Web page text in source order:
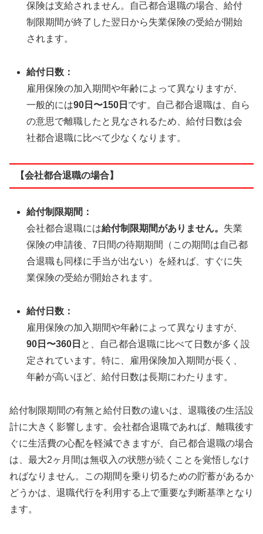
保険は支給されません。自己都合退職の場合、給付
制限期間が終了した翌日から失業保険の受給が開始
されます。
給付日数：
雇用保険の加入期間や年齢によって異なりますが、
一般的には90日〜150日 です。自己都合退職は、自ら
の意思で離職したと見なされるため、給付日数は会
社都合退職に比べて少なくなります。
【会社都合退職の場合】
給付制限期間：
会社都合退職には給付制限期間がありません。 失業
保険の申請後、7日間の待期期間（この期間は自己都
合退職も同様に手当が出ない）を経れば、すぐに失
業保険の受給が開始されます。
給付日数：
雇用保険の加入期間や年齢によって異なりますが、
90日〜360日 と、自己都合退職に比べて日数が多く設
定されています。特に、雇用保険加入期間が長く、
年齢が高いほど、給付日数は長期にわたります。
給付制限期間の有無と給付日数の違いは、退職後の生活設
計に大きく影響します。会社都合退職であれば、離職後す
ぐに生活費の心配を軽減できますが、自己都合退職の場合
は、最大2ヶ月間は無収入の状態が続くことを覚悟しなけ
ればなりません。この期間を乗り切るための貯蓄があるか
どうかは、退職代行を利用する上で重要な判断基準となり
ます。